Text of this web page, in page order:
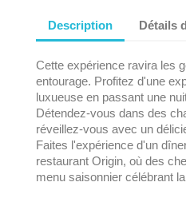
Description Détails
Cette expérience ravira les
entourage. Profitez d'une
luxueuse en passant une
Détendez-vous dans des
réveillez-vous avec un
Faites l'expérience d'un
restaurant Origin, où des
menu saisonnier célébrant